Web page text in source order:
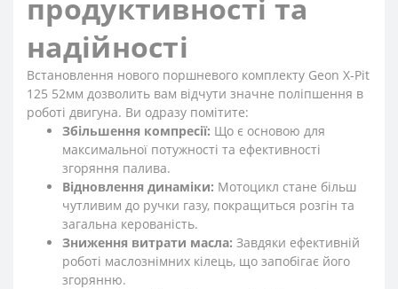
продуктивності та
надійності
Встановлення нового поршневого комплекту Geon X-Pit
125 52мм дозволить вам відчути значне поліпшення в
роботі двигуна. Ви одразу помітите:
Збільшення компресії: Що є основою для
максимальної потужності та ефективності
згоряння палива.
Відновлення динаміки: Мотоцикл стане більш
чутливим до ручки газу, покращиться розгін та
загальна керованість.
Зниження витрати масла: Завдяки ефективній
роботі маслознімних кілець, що запобігає його
згорянню.